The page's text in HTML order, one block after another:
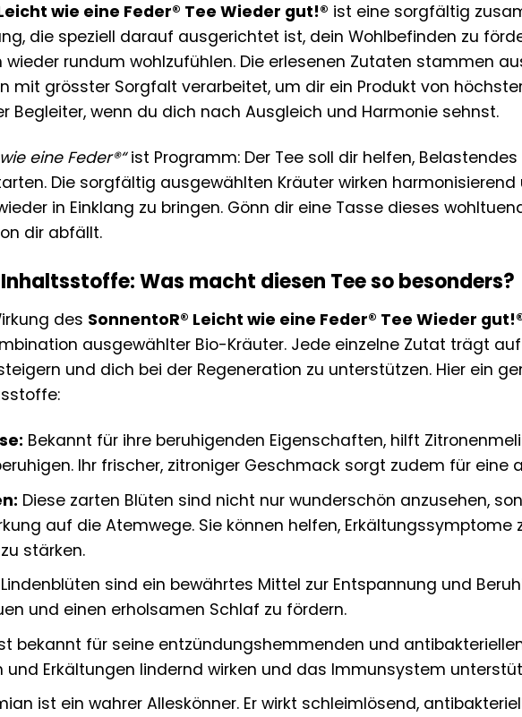
wie eine Feder® Tee Wieder gut!® ist eine sorgfältig
die speziell darauf ausgerichtet ist, dein Wohlbefinden zu
rundum wohlzufühlen. Die erlesenen Zutaten stammen
mit grösster Sorgfalt verarbeitet, um dir ein Produkt von
Begleiter, wenn du dich nach Ausgleich und Harmonie sehnst.
eine Feder®“ist Programm: Der Tee soll dir helfen,
Die sorgfältig ausgewählten Kräuter wirken
in Einklang zu bringen. Gönn dir eine Tasse dieses
dir abfällt.
Was macht diesen Tee so besonders?
des SonnentoR® Leicht wie eine Feder® Tee Wieder
ausgewählter Bio-Kräuter. Jede einzelne Zutat trägt
und dich bei der Regeneration zu unterstützen. Hier ein
Bekannt für ihre beruhigenden Eigenschaften, hilft
Ihr frischer, zitroniger Geschmack sorgt zudem für eine
Diese zarten Blüten sind nicht nur wunderschön anzusehen,
auf die Atemwege. Sie können helfen, Erkältungssymptome
stärken.
Lindenblüten sind ein bewährtes Mittel zur Entspannung und
und einen erholsamen Schlaf zu fördern.
bekannt für seine entzündungshemmenden und
und Erkältungen lindernd wirken und das Immunsystem
ist ein wahrer Alleskönner. Er wirkt schleimlösend,